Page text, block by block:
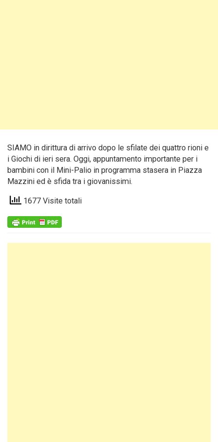
SIAMO in dirittura di arrivo dopo le sfilate dei quattro rioni e
i Giochi di ieri sera. Oggi, appuntamento importante per i
bambini con il Mini-Palio in programma stasera in Piazza
Mazzini ed è sfida tra i giovanissimi.
1677 Visite totali